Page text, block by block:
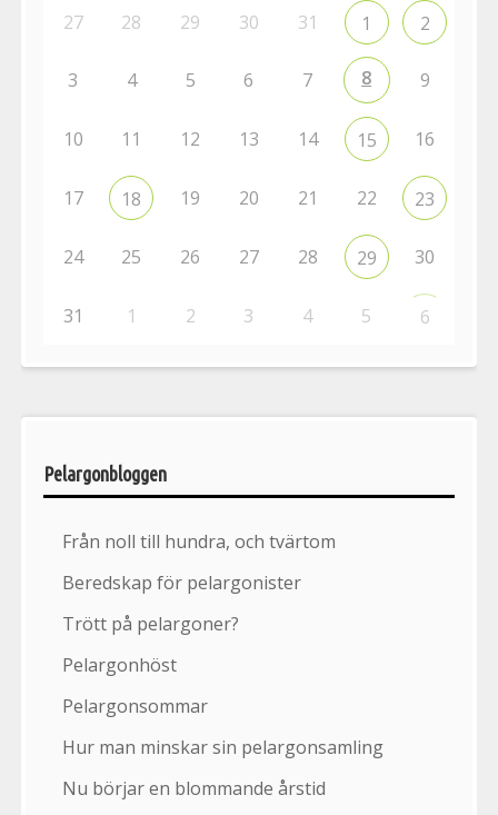
27 28 29 30 31 1 2
3 4 5 6 7 8 9
10 11 12 13 14 15 16
17 18 19 20 21 22 23
24 25 26 27 28 29 30
31 1 2 3 4 5 6
Pelargonbloggen
Från noll till hundra, och tvärtom
Beredskap för pelargonister
Trött på pelargoner?
Pelargonhöst
Pelargonsommar
Hur man minskar sin pelargonsamling
Nu börjar en blommande årstid